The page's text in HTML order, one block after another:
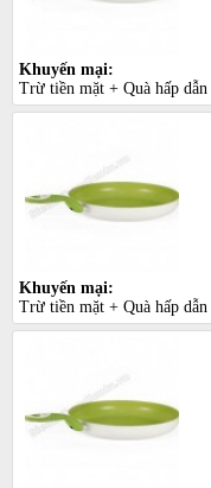
Khuyến mại:
Trừ tiền mặt + Quà hấp dẫn
Khuyến mại:
Trừ tiền mặt + Quà hấp dẫn